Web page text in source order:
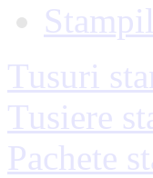
Tusuri
Tusiere
Pachete